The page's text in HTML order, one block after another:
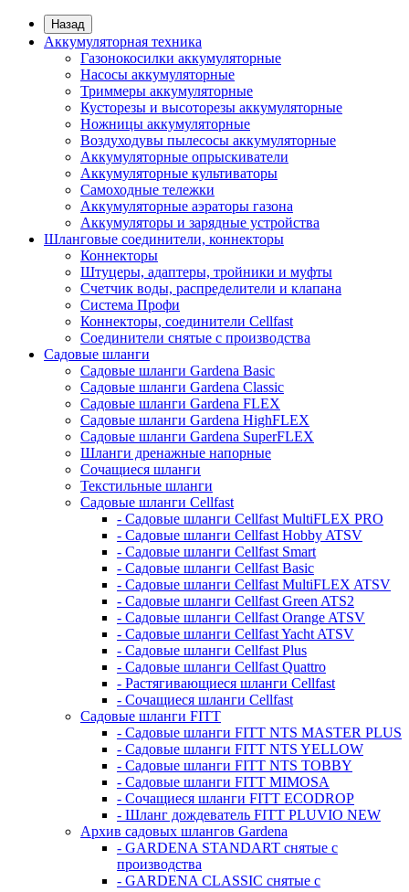
Назад
Аккумуляторная техника
Газонокосилки аккумуляторные
Насосы аккумуляторные
Триммеры аккумуляторные
Кусторезы и высоторезы аккумуляторные
Ножницы аккумуляторные
Воздуходувы пылесосы аккумуляторные
Аккумуляторные опрыскиватели
Аккумуляторные культиваторы
Самоходные тележки
Аккумуляторные аэраторы газона
Аккумуляторы и зарядные устройства
Шланговые соединители, коннекторы
Коннекторы
Штуцеры, адаптеры, тройники и муфты
Счетчик воды, распределители и клапана
Система Профи
Коннекторы, соединители Cellfast
Соединители снятые с производства
Садовые шланги
Садовые шланги Gardena Basic
Садовые шланги Gardena Classic
Садовые шланги Gardena FLEX
Садовые шланги Gardena HighFLEX
Садовые шланги Gardena SuperFLEX
Шланги дренажные напорные
Сочащиеся шланги
Текстильные шланги
Садовые шланги Cellfast
- Садовые шланги Cellfast MultiFLEX PRO
- Садовые шланги Cellfast Hobby ATSV
- Садовые шланги Cellfast Smart
- Садовые шланги Cellfast Basic
- Садовые шланги Cellfast MultiFLEX ATSV
- Садовые шланги Cellfast Green ATS2
- Садовые шланги Cellfast Orange ATSV
- Садовые шланги Cellfast Yacht ATSV
- Садовые шланги Cellfast Plus
- Садовые шланги Cellfast Quattro
- Растягивающиеся шланги Cellfast
- Сочащиеся шланги Cellfast
Садовые шланги FITT
- Садовые шланги FITT NTS MASTER PLUS
- Садовые шланги FITT NTS YELLOW
- Садовые шланги FITT NTS TOBBY
- Садовые шланги FITT MIMOSA
- Сочащиеся шланги FITT ECODROP
- Шланг дождеватель FITT PLUVIO NEW
Архив садовых шлангов Gardena
- GARDENA STANDART снятые с
производства
- GARDENA CLASSIC снятые с